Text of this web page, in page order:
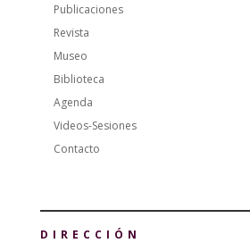
Publicaciones
Revista
Museo
Biblioteca
Agenda
Videos-Sesiones
Contacto
DIRECCIÓN